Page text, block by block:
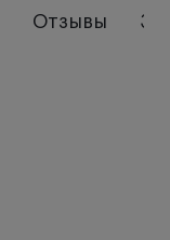
Отзывы